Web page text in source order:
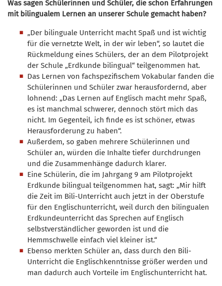
Was sagen Schülerinnen und Schüler, die schon Erfahrungen
mit bilingualem Lernen an unserer Schule gemacht haben?
„Der bilinguale Unterricht macht Spaß und ist wichtig
für die vernetzte Welt, in der wir leben“, so lautet die
Rückmeldung eines Schülers, der an dem Pilotprojekt
der Schule „Erdkunde bilingual“ teilgenommen hat.
Das Lernen von fachspezifischem Vokabular fanden die
Schülerinnen und Schüler zwar herausfordernd, aber
lohnend: „Das Lernen auf Englisch macht mehr Spaß,
es ist manchmal schwerer, dennoch stört mich das
nicht. Im Gegenteil, ich finde es ist schöner, etwas
Herausforderung zu haben“.
Außerdem, so gaben mehrere Schülerinnen und
Schüler an, würden die Inhalte tiefer durchdrungen
und die Zusammenhänge dadurch klarer.
Eine Schülerin, die im Jahrgang 9 am Pilotprojekt
Erdkunde bilingual teilgenommen hat, sagt: „Mir hilft
die Zeit im Bili-Unterricht auch jetzt in der Oberstufe
für den Englischunterricht, weil durch den bilingualen
Erdkundeunterricht das Sprechen auf Englisch
selbstverständlicher geworden ist und die
Hemmschwelle einfach viel kleiner ist.“
Ebenso merkten Schüler an, dass durch den Bili-
Unterricht die Englischkenntnisse größer werden und
man dadurch auch Vorteile im Englischunterricht hat.